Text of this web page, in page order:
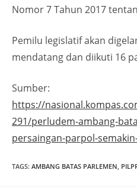
Nomor 7 Tahun 2017
Pemilu legislatif akan
mendatang dan diikuti 16
Sumber:
https://
291/perludem-ambang-
persaingan-parpol-
TAGS: AMBANG BATAS PARLEMEN